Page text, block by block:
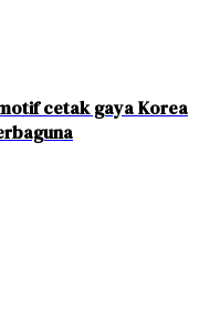
cetak gaya Korea